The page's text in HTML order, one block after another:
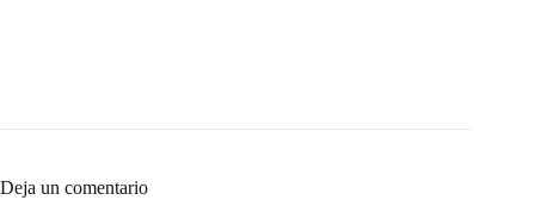
Deja un comentario